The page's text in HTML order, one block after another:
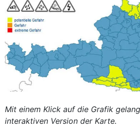
Mit einem Klick auf die Grafik
interaktiven Version der Karte.